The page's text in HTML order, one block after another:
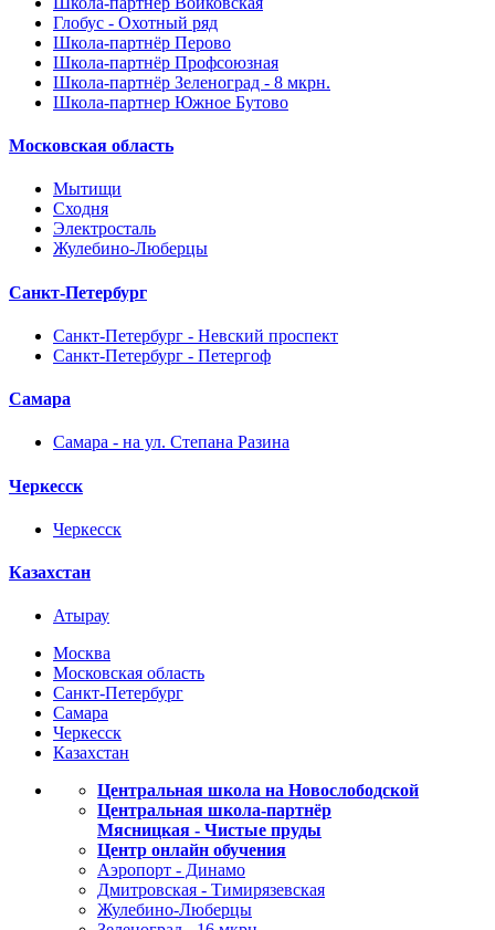
Глобус - Охотный ряд
Школа-партнёр Перово
Школа-партнёр Профсоюзная
Школа-партнёр Зеленоград - 8 мкрн.
Школа-партнер Южное Бутово
Московская область
Мытищи
Сходня
Электросталь
Жулебино-Люберцы
Санкт-Петербург
Санкт-Петербург - Невский проспект
Санкт-Петербург - Петергоф
Самара
Самара - на ул. Степана Разина
Черкесск
Черкесск
Казахстан
Атырау
Москва
Московская область
Санкт-Петербург
Самара
Черкесск
Казахстан
Центральная школа на Новослободской
Центральная школа-партнёр
Мясницкая - Чистые пруды
Центр онлайн обучения
Аэропорт - Динамо
Дмитровская - Тимирязевская
Жулебино-Люберцы